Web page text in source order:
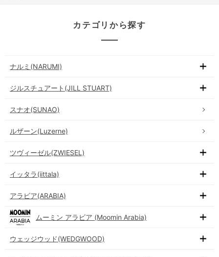
カテゴリから探す
ナルミ(NARUMI)
ジルスチュアート(JILL STUART)
スナオ(SUNAO)
ルザーン(Luzerne)
ツヴィーゼル(ZWIESEL)
イッタラ(iittala)
アラビア(ARABIA)
ムーミン アラビア (Moomin Arabia)
ウェッジウッド(WEDGWOOD)